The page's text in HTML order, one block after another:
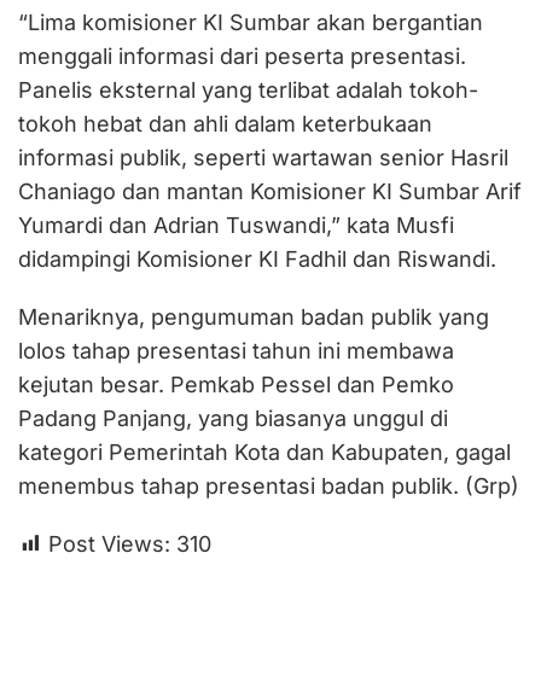
“Lima komisioner KI Sumbar akan bergantian
menggali informasi dari peserta presentasi.
Panelis eksternal yang terlibat adalah tokoh-
tokoh hebat dan ahli dalam keterbukaan
informasi publik, seperti wartawan senior Hasril
Chaniago dan mantan Komisioner KI Sumbar Arif
Yumardi dan Adrian Tuswandi,” kata Musfi
didampingi Komisioner KI Fadhil dan Riswandi.
Menariknya, pengumuman badan publik yang
lolos tahap presentasi tahun ini membawa
kejutan besar. Pemkab Pessel dan Pemko
Padang Panjang, yang biasanya unggul di
kategori Pemerintah Kota dan Kabupaten, gagal
menembus tahap presentasi badan publik. (Grp)
Post Views: 310